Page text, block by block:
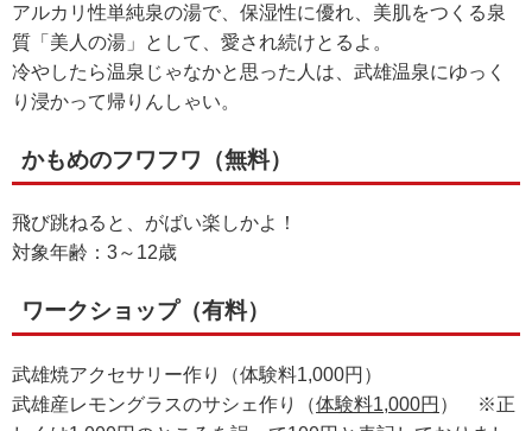
アルカリ性単純泉の湯で、保湿性に優れ、美肌をつくる泉
質「美人の湯」として、愛され続けとるよ。
冷やしたら温泉じゃなかと思った人は、武雄温泉にゆっく
り浸かって帰りんしゃい。
かもめのフワフワ（無料）
飛び跳ねると、がばい楽しかよ！
対象年齢：3～12歳
ワークショップ（有料）
武雄焼アクセサリー作り（体験料1,000円）
武雄産レモングラスのサシェ作り（体験料1,000円 ） ※正